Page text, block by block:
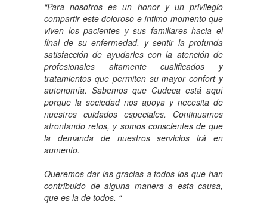
“Para nosotros es un honor y un privilegio
compartir este doloroso e íntimo momento que
viven los pacientes y sus familiares hacia el
final de su enfermedad, y sentir la profunda
satisfacción de ayudarles con la atención de
profesionales altamente cualificados y
tratamientos que permiten su mayor confort y
autonomía. Sabemos que Cudeca está aquí
porque la sociedad nos apoya y necesita de
nuestros cuidados especiales. Continuamos
afrontando retos, y somos conscientes de que
la demanda de nuestros servicios irá en
aumento.
Queremos dar las gracias a todos los que han
contribuido de alguna manera a esta causa,
que es la de todos. “